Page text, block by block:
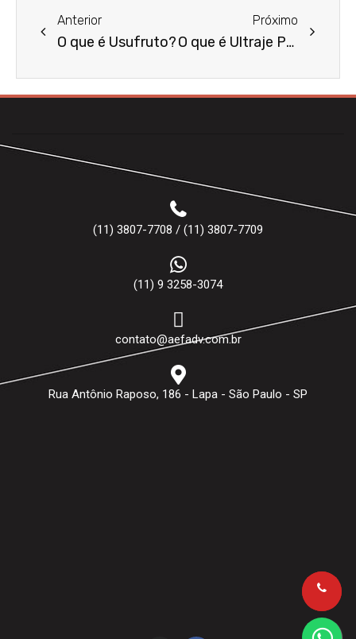
Anterior
O que é Usufruto?
Próximo
O que é Ultraje Público ao Pudor?
(11) 3807-7708 / (11) 3807-7709
(11) 9 3258-3074
contato@aefadv.com.br
Rua Antônio Raposo, 186 - Lapa - São Paulo - SP